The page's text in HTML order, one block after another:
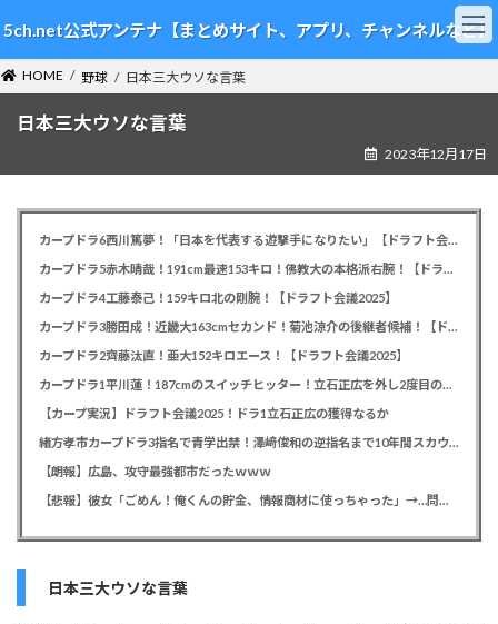
ン
テ
ン
ツ
ビ
ゲ
ー
シ
5ch.net公式アンテナ【まとめサイト、アプリ、チャンネルなど】
HOME 野球 日本三大ウソな言葉
日本三大ウソな言葉
2023年12月17日
カープドラ6西川篤夢！「日本を代表する遊撃手になりたい」【ドラフト会議2025】
カープドラ5赤木晴哉！191cm最速153キロ！佛教大の本格派右腕！【ドラフト会議2025】
カープドラ4工藤泰己！159キロ北の剛腕！【ドラフト会議2025】
カープドラ3勝田成！近畿大163cmセカンド！菊池涼介の後継者候補！【ドラフト会議2025】
カープドラ2齊藤汰直！亜大152キロエース！【ドラフト会議2025】
カープドラ1平川蓮！187cmのスイッチヒッター！立石正広を外し2度目の重複も新井監督がクジを引き当てる！【ドラフト会議2025】
【カープ実況】ドラフト会議2025！ドラ1立石正広の獲得なるか
緒方孝市カープドラ3指名で青学出禁！澤﨑俊和の逆指名まで10年間スカウト出禁
【朗報】広島、攻守最強都市だったｗｗｗ
【悲報】彼女「ごめん！俺くんの貯金、情報商材に使っちゃった」→…問い詰めたらギャン泣きされたんだが俺が悪いのか？
日本三大ウソな言葉